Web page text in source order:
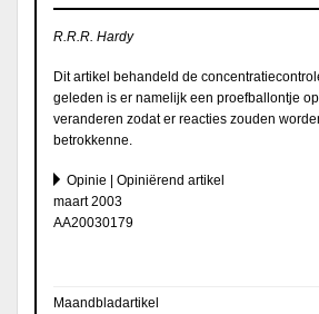
R.R.R. Hardy
Dit artikel behandeld de
geleden is er namelijk een proefballontje
veranderen zodat er reacties zouden
betrokkenne.
Opinie | Opiniërend artikel
maart 2003
AA20030179
Maandbladartikel